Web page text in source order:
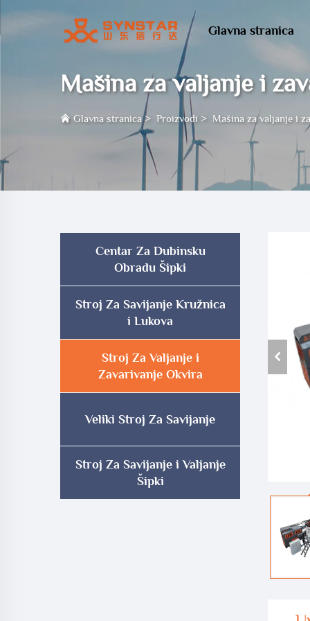
Glavna stranica
Mašina za valjanje i
Glavna stranica> Proizvodi > Mašina za valjanje i
Centar Za Dubinsku
Obradu Šipki
Stroj Za Savijanje Kružnica
i Lukova
Stroj Za Valjanje i
Zavarivanje Okvira
Veliki Stroj Za Savijanje
Stroj Za Savijanje i Valjanje
Šipki